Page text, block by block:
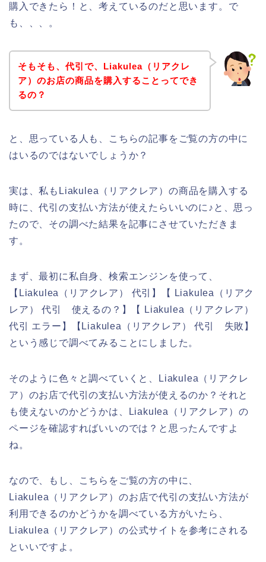
購入できたら！と、考えているのだと思います。で
も、、、。
そもそも、代引で、Liakulea（リアクレ
ア）のお店の商品を購入することってでき
るの？
と、思っている人も、こちらの記事をご覧の方の中に
はいるのではないでしょうか？
実は、私もLiakulea（リアクレア）の商品を購入する
時に、代引の支払い方法が使えたらいいのに♪と、思っ
たので、その調べた結果を記事にさせていただきま
す。
まず、最初に私自身、検索エンジンを使って、
【Liakulea（リアクレア） 代引】【 Liakulea（リアク
レア） 代引 使えるの？】【 Liakulea（リアクレア）
代引 エラー】【Liakulea（リアクレア） 代引 失敗】
という感じで調べてみることにしました。
そのように色々と調べていくと、Liakulea（リアクレ
ア）のお店で代引の支払い方法が使えるのか？それと
も使えないのかどうかは、Liakulea（リアクレア）の
ページを確認すればいいのでは？と思ったんですよ
ね。
なので、もし、こちらをご覧の方の中に、
Liakulea（リアクレア）のお店で代引の支払い方法が
利用できるのかどうかを調べている方がいたら、
Liakulea（リアクレア）の公式サイトを参考にされる
といいですよ。